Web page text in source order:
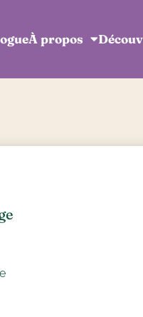
À propos